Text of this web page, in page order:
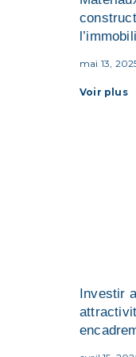
mai 13,
Voir plus
Investir